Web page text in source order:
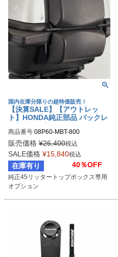
国内在庫分限りの超特価販売！
【決算SALE】【アウトレッ
ト】HONDA純正部品 バックレ
スト アッパー
商品番号 08P60-MBT-800
販売価格 ¥26,400税込
SALE価格 ¥15,840税込
在庫有り 40％OFF
純正45リッタートップボックス専用
オプション